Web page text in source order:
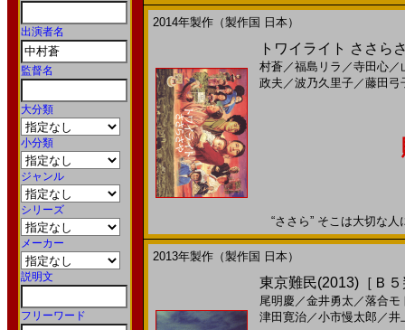
出演者名
監督名
大分類
小分類
ジャンル
シリーズ
メーカー
説明文
フリーワード
2014年製作（製作国 日本）
トワイライト ささら
村蒼／福島リラ ／寺田心／
政夫 ／波乃久里子／藤田弓
“ささら” そこは大切な
2013年製作（製作国 日本）
東京難民(2013)［Ｂ
尾明慶 ／金井勇太 ／落合モ
津田寛治／小市慢太郎 ／井